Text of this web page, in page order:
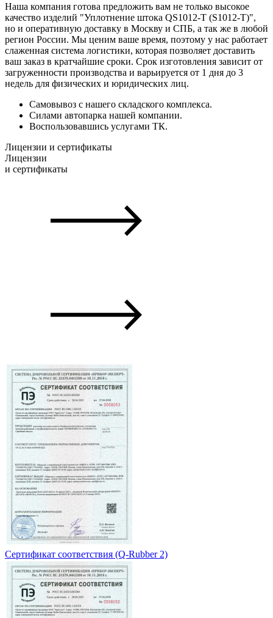
Наша компания готова предложить вам не только высокое
качество изделий "Уплотнение штока QS1012-T (S1012-T)",
но и оперативную доставку в Москву и СПБ, а так же в любой
регион России. Мы ценим ваше время, поэтому у нас работает
слаженная система логистики, которая позволяет доставить
ваш заказ в кратчайшие сроки. Срок изготовления зависит от
загруженности производства и варьируется от 1 дня до 3
недель для физических и юридических лиц.
Самовывоз с нашего складского комплекса.
Силами автопарка нашей компании.
Воспользовавшись услугами ТК.
Лицензии и сертификаты
Лицензии
и сертификаты
Сертификат соответствия (Q-Rubber 2)